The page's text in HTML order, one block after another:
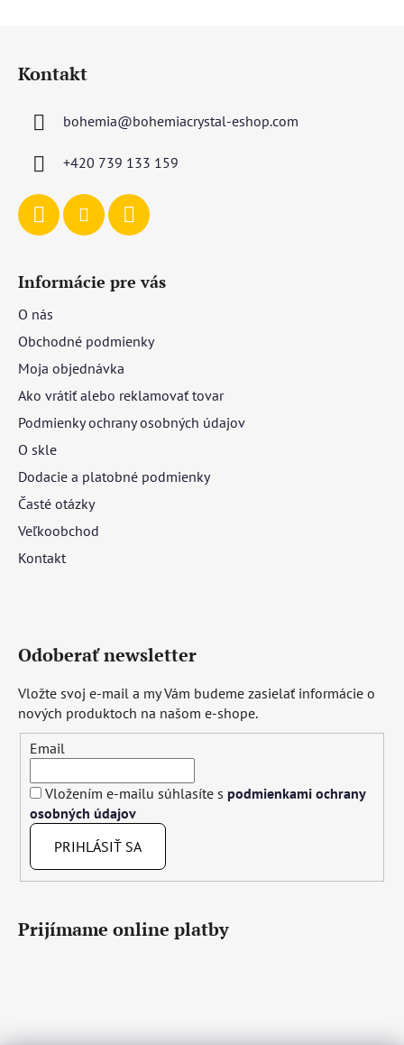
Kontakt
bohemia@bohemiacrystal-eshop.com
+420 739 133 159
Informácie pre vás
O nás
Obchodné podmienky
Moja objednávka
Ako vrátiť alebo reklamovať tovar
Podmienky ochrany osobných údajov
O skle
Dodacie a platobné podmienky
Časté otázky
Veľkoobchod
Kontakt
Odoberať newsletter
Vložte svoj e-mail a my Vám budeme zasielať informácie o
nových produktoch na našom e-shope.
Email
Vložením e-mailu súhlasíte s podmienkami ochrany
osobných údajov
PRIHLÁSIŤ SA
Prijímame online platby